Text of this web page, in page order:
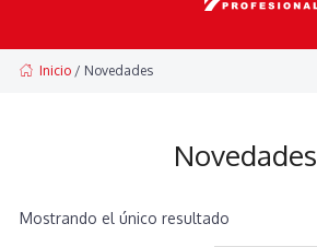
Inicio / Novedades
Novedades
Mostrando el único resultado